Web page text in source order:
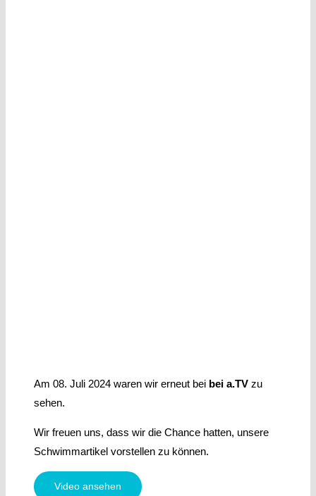
Am 08. Juli 2024 waren wir erneut beibei a.TVzu
sehen.
Wir freuen uns, dass wir die Chance hatten, unsere
Schwimmartikel vorstellen zu können.
Video ansehen